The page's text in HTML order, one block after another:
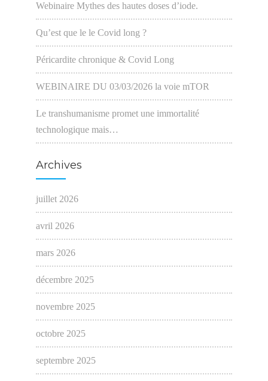
Webinaire Mythes des hautes doses d’iode.
Qu’est que le le Covid long ?
Péricardite chronique & Covid Long
WEBINAIRE DU 03/03/2026 la voie mTOR
Le transhumanisme promet une immortalité
technologique mais…
Archives
juillet 2026
avril 2026
mars 2026
décembre 2025
novembre 2025
octobre 2025
septembre 2025